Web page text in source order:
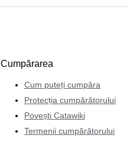
Cumpărarea
Cum puteți cumpăra
Protecția cumpărătorului
Povești Catawiki
Termenii cumpărătorului